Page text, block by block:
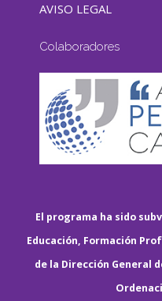
AVISO LEGAL
Colaboradores
El programa ha sido
Educación, Formación
de la Dirección General